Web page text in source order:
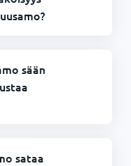
sään
sataa